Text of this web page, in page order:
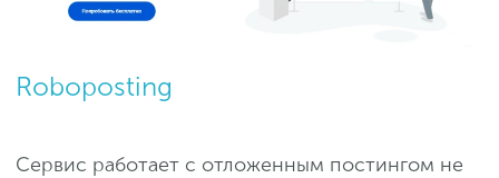
Roboposting
Сервис работает с отложенным постингом не